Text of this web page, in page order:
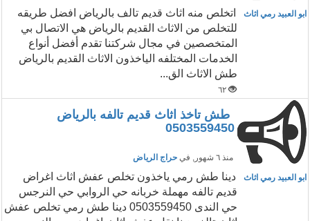
ابو العبيد رمي اثاث
اتخلص منه اثاث قديم تالف بالرياض ‏افضل طريقه
للتخلص من الاثاث القديم بالرياض هي الاتصال بي
المتخصصين في مجال شركتنا تقدم أفضل أنواع
الخدمات المختلفه الياخذون الاثاث القديم بالرياض
طش الاثاث الق...
٦٢
طش تاخذ اثاث قديم تالفه بالرياض
0503559450
منذ ٦ شهور , في حراج الرياض
ابو العبيد رمي اثاث
‏دينا طش رمي ياخذون تخلص عفش اثاث اغراض
قديم تالفه مهملة خربانه حي الروابي حي النرجس
حي الندى 0503559450 دينا طش رمي تخلص عفش